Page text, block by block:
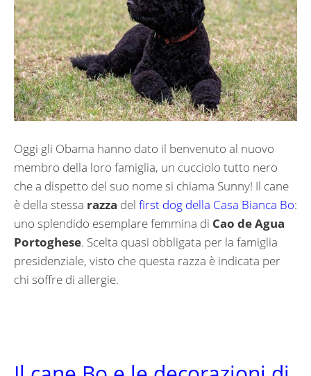
Oggi gli Obama hanno dato il benvenuto al nuovo
membro della loro famiglia, un cucciolo tutto nero
che a dispetto del suo nome si chiama Sunny! Il cane
è della stessa razza del first dog della Casa Bianca Bo:
uno splendido esemplare femmina di Cao de Agua
Portoghese. Scelta quasi obbligata per la famiglia
presidenziale, visto che questa razza è indicata per
chi soffre di allergie.